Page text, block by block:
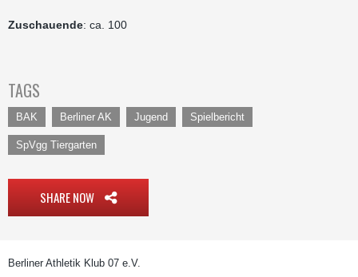
Zuschauende: ca. 100
TAGS
BAK Berliner AK Jugend Spielbericht
SpVgg Tiergarten
SHARE NOW
Berliner Athletik Klub 07 e.V.